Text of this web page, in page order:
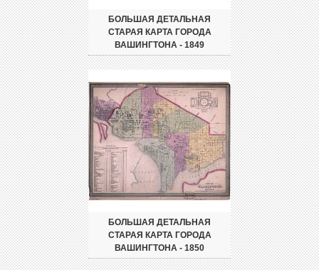
БОЛЬШАЯ ДЕТАЛЬНАЯ
СТАРАЯ КАРТА ГОРОДА
ВАШИНГТОНА - 1849
БОЛЬШАЯ ДЕТАЛЬНАЯ
СТАРАЯ КАРТА ГОРОДА
ВАШИНГТОНА - 1850